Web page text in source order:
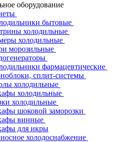
оборудование
бытовые
холодильные
холодильные
морозильные
фармацевтические
сплит-системы
холодильные
холодильные
холодильные
шоковой заморозки
винные
для икры
холодоснабжение